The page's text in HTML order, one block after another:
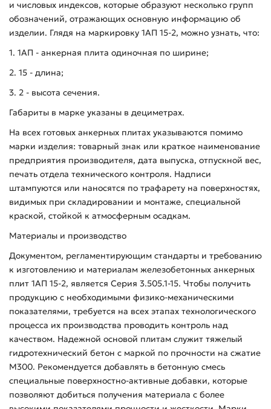
и числовых индексов, которые образуют несколько групп
обозначений, отражающих основную информацию об
изделии. Глядя на маркировку 1АП 15-2, можно узнать, что:
1. 1АП - анкерная плита одиночная по ширине;
2. 15 - длина;
3. 2 - высота сечения.
Габариты в марке указаны в дециметрах.
На всех готовых анкерных плитах указываются помимо
марки изделия: товарный знак или краткое наименование
предприятия производителя, дата выпуска, отпускной вес,
печать отдела технического контроля. Надписи
штампуются или наносятся по трафарету на поверхностях,
видимых при складировании и монтаже, специальной
краской, стойкой к атмосферным осадкам.
Материалы и производство
Документом, регламентирующим стандарты и требованию
к изготовлению и материалам железобетонных анкерных
плит 1АП 15-2, является Серия 3.505.1-15. Чтобы получить
продукцию с необходимыми физико-механическими
показателями, требуется на всех этапах технологического
процесса их производства проводить контроль над
качеством. Надежной основой плитам служит тяжелый
гидротехнический бетон с маркой по прочности на сжатие
М300. Рекомендуется добавлять в бетонную смесь
специальные поверхностно-активные добавки, которые
позволяют добиться получения материала с более